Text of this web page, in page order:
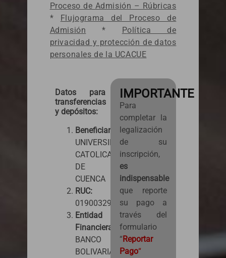
Proceso de Admisión – Rúbricas
* Flujograma del Proceso de
Admisión * Política de
privacidad y protección de datos
personales de la UCACUE
Datos para
transferencias
y depósitos:
Beneficiario:
UNIVERSIDAD
CATOLICA
DE
CUENCA
RUC:
0190032981001
Entidad
Financiera:
BANCO
BOLIVARIANO
IMPORTANTE
Para
completar la
legalización
de su
inscripción,
es
indispensable
que reporte
su pago a
través del
formulario
“Reportar
Pago“